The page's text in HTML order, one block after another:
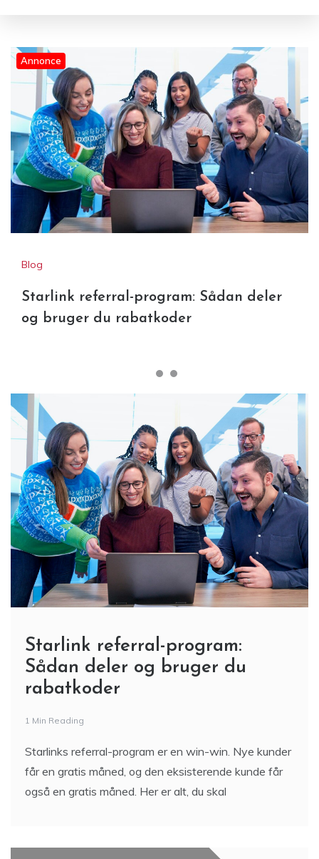
Starlink referral-program:
Sådan deler og bruger du
rabatkoder
Annonce
Blog
Starlink referral-program: Sådan deler
og bruger du rabatkoder
Starlink referral-program:
Sådan deler og bruger du
rabatkoder
1 Min Reading
Starlinks referral-program er en win-win. Nye kunder
får en gratis måned, og den eksisterende kunde får
også en gratis måned. Her er alt, du skal